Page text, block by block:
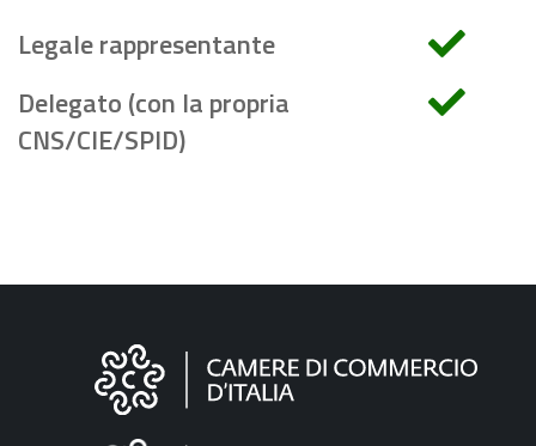
Legale rappresentante
Delegato (con la propria
CNS/CIE/SPID)
Informazioni